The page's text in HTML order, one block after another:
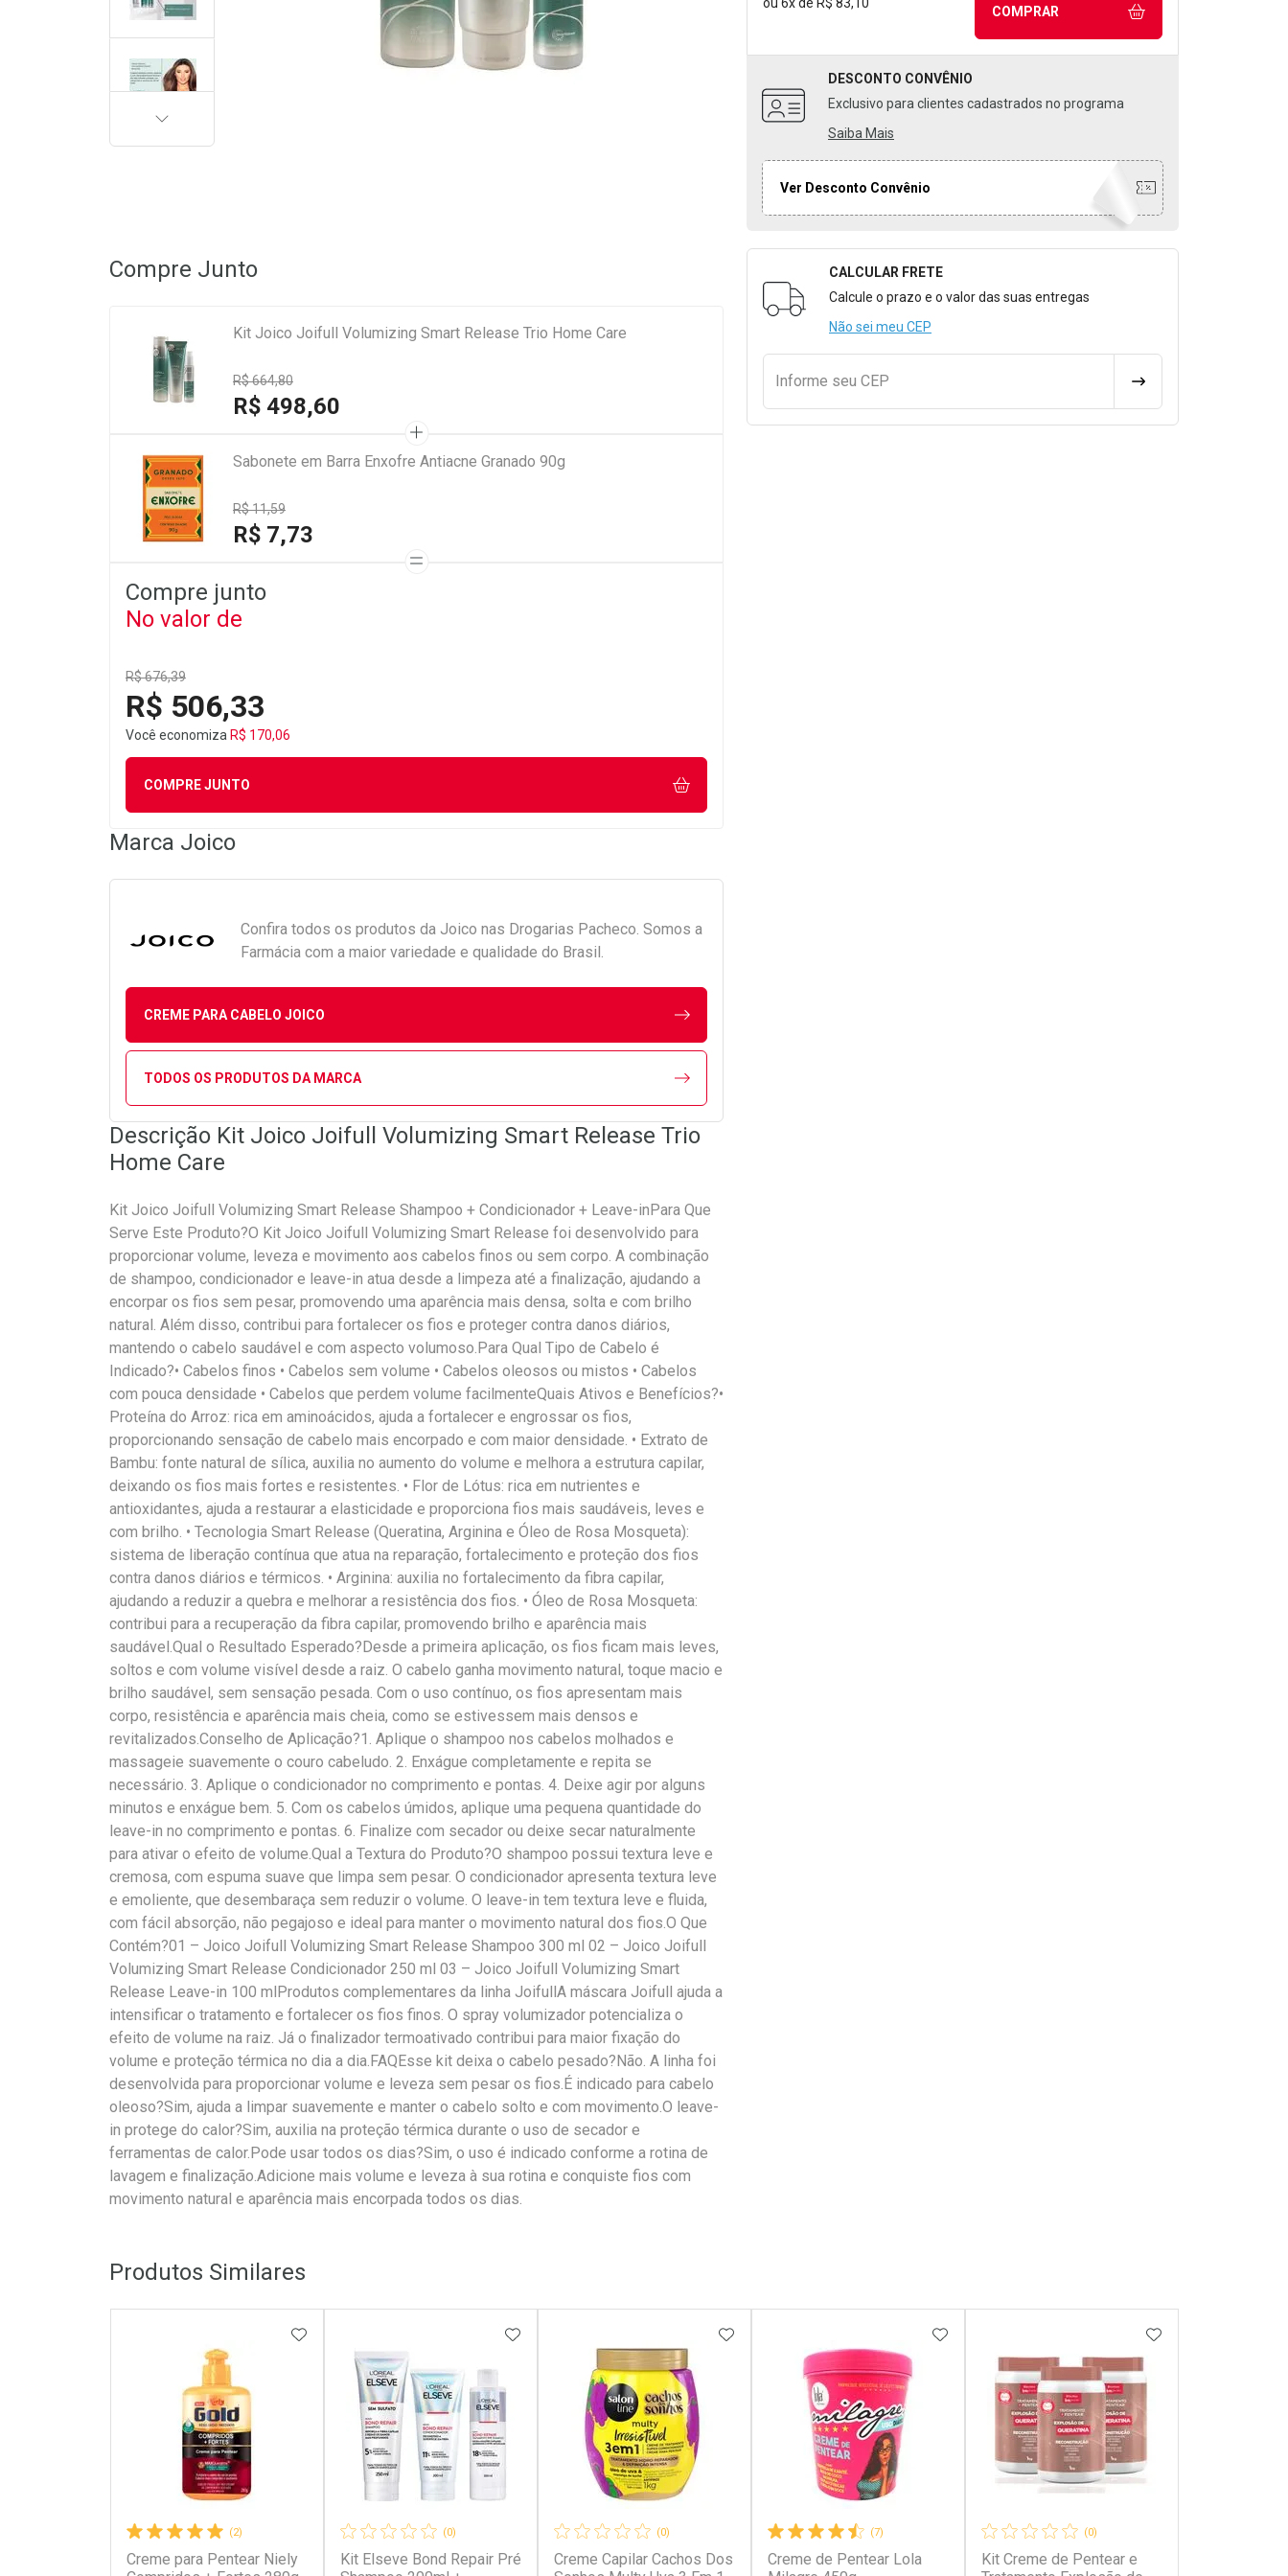
COMPRAR
DESCONTO CONVÊNIO
Exclusivo para clientes cadastrados no programa
Saiba Mais
Ver Desconto Convênio
Formulário para Calcular o Frete
CALCULAR FRETE
Calcule o prazo e o valor das suas entregas
Não sei meu CEP
Informe seu CEP CALCULAR FRETE
PRÓXIMA
Compre Junto
Kit Joico Joifull Volumizing Smart Release Trio Home Care
R$ 664,80
R$ 498,60
Sabonete em Barra Enxofre Antiacne Granado 90g
R$ 11,59
R$ 7,73
Compre junto
No valor de
R$ 676,39
R$ 506,33
Você economiza R$ 170,06
COMPRE JUNTO
Marca Joico
Confira todos os produtos da Joico nas Drogarias Pacheco. Somos a
Farmácia com a maior variedade e qualidade do Brasil.
CREME PARA CABELO JOICO
TODOS OS PRODUTOS DA MARCA
Descrição Kit Joico Joifull Volumizing Smart Release Trio
Home Care
Kit Joico Joifull Volumizing Smart Release Shampoo + Condicionador + Leave-inPara Que
Serve Este Produto?O Kit Joico Joifull Volumizing Smart Release foi desenvolvido para
proporcionar volume, leveza e movimento aos cabelos finos ou sem corpo. A combinação
de shampoo, condicionador e leave-in atua desde a limpeza até a finalização, ajudando a
encorpar os fios sem pesar, promovendo uma aparência mais densa, solta e com brilho
natural. Além disso, contribui para fortalecer os fios e proteger contra danos diários,
mantendo o cabelo saudável e com aspecto volumoso.Para Qual Tipo de Cabelo é
Indicado?• Cabelos finos • Cabelos sem volume • Cabelos oleosos ou mistos • Cabelos
com pouca densidade • Cabelos que perdem volume facilmenteQuais Ativos e Benefícios?•
Proteína do Arroz: rica em aminoácidos, ajuda a fortalecer e engrossar os fios,
proporcionando sensação de cabelo mais encorpado e com maior densidade. • Extrato de
Bambu: fonte natural de sílica, auxilia no aumento do volume e melhora a estrutura capilar,
deixando os fios mais fortes e resistentes. • Flor de Lótus: rica em nutrientes e
antioxidantes, ajuda a restaurar a elasticidade e proporciona fios mais saudáveis, leves e
com brilho. • Tecnologia Smart Release (Queratina, Arginina e Óleo de Rosa Mosqueta):
sistema de liberação contínua que atua na reparação, fortalecimento e proteção dos fios
contra danos diários e térmicos. • Arginina: auxilia no fortalecimento da fibra capilar,
ajudando a reduzir a quebra e melhorar a resistência dos fios. • Óleo de Rosa Mosqueta:
contribui para a recuperação da fibra capilar, promovendo brilho e aparência mais
saudável.Qual o Resultado Esperado?Desde a primeira aplicação, os fios ficam mais leves,
soltos e com volume visível desde a raiz. O cabelo ganha movimento natural, toque macio e
brilho saudável, sem sensação pesada. Com o uso contínuo, os fios apresentam mais
corpo, resistência e aparência mais cheia, como se estivessem mais densos e
revitalizados.Conselho de Aplicação?1. Aplique o shampoo nos cabelos molhados e
massageie suavemente o couro cabeludo. 2. Enxágue completamente e repita se
necessário. 3. Aplique o condicionador no comprimento e pontas. 4. Deixe agir por alguns
minutos e enxágue bem. 5. Com os cabelos úmidos, aplique uma pequena quantidade do
leave-in no comprimento e pontas. 6. Finalize com secador ou deixe secar naturalmente
para ativar o efeito de volume.Qual a Textura do Produto?O shampoo possui textura leve e
cremosa, com espuma suave que limpa sem pesar. O condicionador apresenta textura leve
e emoliente, que desembaraça sem reduzir o volume. O leave-in tem textura leve e fluida,
com fácil absorção, não pegajoso e ideal para manter o movimento natural dos fios.O Que
Contém?01 – Joico Joifull Volumizing Smart Release Shampoo 300 ml 02 – Joico Joifull
Volumizing Smart Release Condicionador 250 ml 03 – Joico Joifull Volumizing Smart
Release Leave-in 100 mlProdutos complementares da linha JoifullA máscara Joifull ajuda a
intensificar o tratamento e fortalecer os fios finos. O spray volumizador potencializa o
efeito de volume na raiz. Já o finalizador termoativado contribui para maior fixação do
volume e proteção térmica no dia a dia.FAQEsse kit deixa o cabelo pesado?Não. A linha foi
desenvolvida para proporcionar volume e leveza sem pesar os fios.É indicado para cabelo
oleoso?Sim, ajuda a limpar suavemente e manter o cabelo solto e com movimento.O leave-
in protege do calor?Sim, auxilia na proteção térmica durante o uso de secador e
ferramentas de calor.Pode usar todos os dias?Sim, o uso é indicado conforme a rotina de
lavagem e finalização.Adicione mais volume e leveza à sua rotina e conquiste fios com
movimento natural e aparência mais encorpada todos os dias.
Produtos Similares
(2)
Creme para Pentear Niely
ADICIONAR AOS FAVORITOS
(0)
Kit Elseve Bond Repair Pré
ADICIONAR AOS FAVORITOS
(0)
Creme Capilar Cachos Dos
ADICIONAR AOS FAVORITOS
(7)
Creme de Pentear Lola
ADICIONAR AOS FAVORITOS
(0)
Kit Creme de Pentear e
ADICIONAR AOS